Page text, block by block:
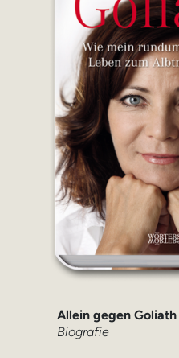
Allein gegen Goliath
Biografie